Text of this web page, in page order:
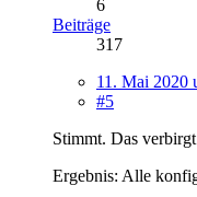
6
Beiträge
317
11. Mai 2020
#5
Stimmt. Das
Ergebnis: Alle